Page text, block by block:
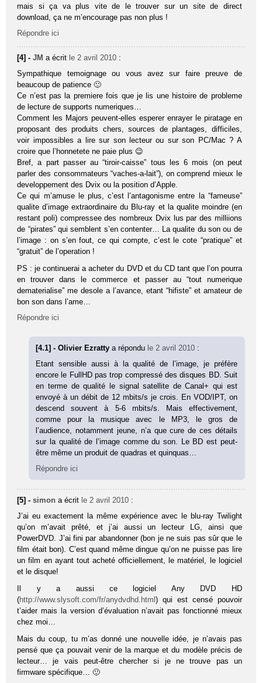
mais si ça va plus vite de le trouver sur un site de direct
download, ça ne m’encourage pas non plus !
Répondre ici
[4] -JM a écrit le 2 avril 2010 :
Sympathique temoignage ou vous avez sur faire preuve de
beaucoup de patience 🙂
Ce n’est pas la premiere fois que je lis une histoire de probleme
de lecture de supports numeriques…
Comment les Majors peuvent-elles esperer enrayer le piratage en
proposant des produits chers, sources de plantages, difficiles,
voir impossibles a lire sur son lecteur ou sur son PC/Mac ? A
croire que l’honnetete ne paie plus 😉
Bref, a part passer au “tiroir-caisse” tous les 6 mois (on peut
parler des consommateurs “vaches-a-lait”), on comprend mieux le
developpement des Dvix ou la position d’Apple.
Ce qui m’amuse le plus, c’est l’antagonisme entre la “fameuse”
qualite d’image extraordinaire du Blu-ray et la qualite moindre (en
restant poli) compressee des nombreux Dvix lus par des milliions
de “pirates” qui semblent s’en contenter… La qualite du son ou de
l’image : on s’en fout, ce qui compte, c’est le cote “pratique” et
“gratuit” de l’operation !
PS : je continuerai a acheter du DVD et du CD tant que l’on pourra
en trouver dans le commerce et passer au “tout numerique
dematerialise” me desole a l’avance, etant “hifiste” et amateur de
bon son dans l’ame…
Répondre ici
[4.1] - Olivier Ezrattya répondu le 2 avril 2010 :
Etant sensible aussi à la qualité de l’image, je préfère
encore le FullHD pas trop compressé des disques BD. Suit
en terme de qualité le signal satellite de Canal+ qui est
envoyé à un débit de 12 mbits/s je crois. En VOD/IPT, on
descend souvent à 5-6 mbits/s. Mais effectivement,
comme pour la musique avec le MP3, le gros de
l’audience, notamment jeune, n’a que cure de ces détails
sur la qualité de l’image comme du son. Le BD est peut-
être même un produit de quadras et quinquas…
Répondre ici
[5] -simon a écrit le 2 avril 2010 :
J’ai eu exactement la même expérience avec le blu-ray Twilight
qu’on m’avait prêté, et j’ai aussi un lecteur LG, ainsi que
PowerDVD. J’ai fini par abandonner (bon je ne suis pas sûr que le
film était bon). C’est quand même dingue qu’on ne puisse pas lire
un film en ayant tout acheté officiellement, le matériel, le logiciel
et le disque!
Il y a aussi ce logiciel Any DVD HD
(http://www.slysoft.com/fr/anydvdhd.html) qui est censé pouvoir
t’aider mais la version d’évaluation n’avait pas fonctionné mieux
chez moi…
Mais du coup, tu m’as donné une nouvelle idée, je n’avais pas
pensé que ça pouvait venir de la marque et du modèle précis de
lecteur… je vais peut-être chercher si je ne trouve pas un
firmware spécifique… 🙂